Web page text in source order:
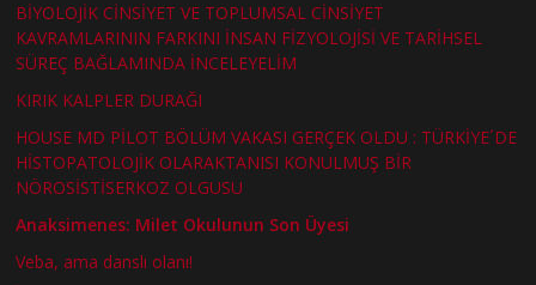
BİYOLOJİK CİNSİYET VE TOPLUMSAL CİNSİYET
KAVRAMLARININ FARKINI İNSAN FİZYOLOJİSİ VE TARİHSEL
SÜREÇ BAĞLAMINDA İNCELEYELİM
KIRIK KALPLER DURAĞI
HOUSE MD PİLOT BÖLÜM VAKASI GERÇEK OLDU : TÜRKİYE´DE
HİSTOPATOLOJİK OLARAKTANISI KONULMUŞ BİR
NÖROSİSTİSERKOZ OLGUSU
Anaksimenes: Milet Okulunun Son Üyesi
Veba, ama danslı olanı!